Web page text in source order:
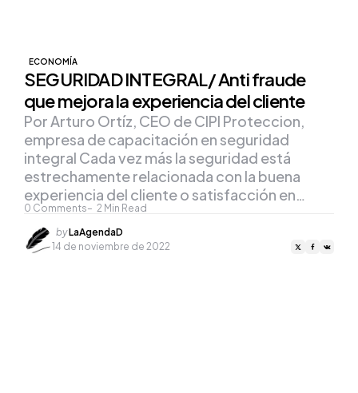
ECONOMÍA
SEGURIDAD INTEGRAL/ Anti fraude
que mejora la experiencia del cliente
0 Comments 2 Min Read
Por Arturo Ortíz, CEO de CIPI Proteccion,
empresa de capacitación en seguridad
integral Cada vez más la seguridad está
estrechamente relacionada con la buena
experiencia del cliente o satisfacción en…
Posted
by
byLaAgendaD
14 de noviembre de 2022